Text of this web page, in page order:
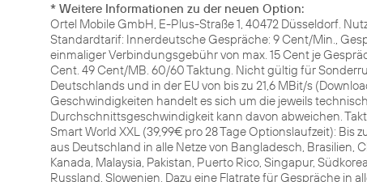
* Weitere Informationen zu der neuen Option:
Ortel Mobile GmbH, E-Plus-Straße 1, 40472 Düsseldorf.
Standardtarif: Innerdeutsche Gespräche: 9 Cent/Min.,
einmaliger Verbindungsgebühr von max. 15 Cent je
Cent. 49 Cent/MB. 60/60 Taktung. Nicht gültig für
Deutschlands und in der EU von bis zu 21,6 MBit/s
Geschwindigkeiten handelt es sich um die jeweils
Durchschnittsgeschwindigkeit kann davon abweichen.
Smart World XXL (39,99€ pro 28 Tage Optionslaufzeit):
aus Deutschland in alle Netze von Bangladesch, Brasilien,
Kanada, Malaysia, Pakistan, Puerto Rico, Singapur,
Russland, Slowenien. Dazu eine Flatrate für Gespräche in